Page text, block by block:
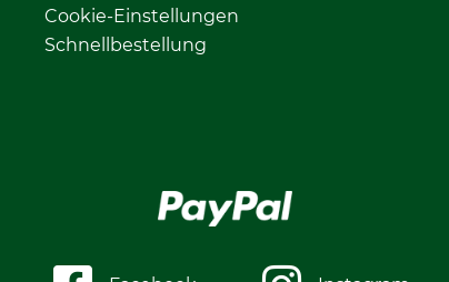
Cookie-Einstellungen
Schnellbestellung